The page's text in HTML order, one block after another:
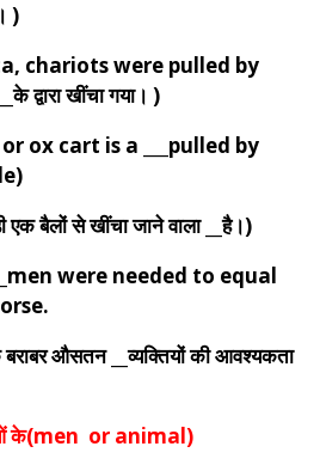
)
chariots were pulled by
द्वारा खींचा गया। )
ox cart is a ___pulled by
बैलों से खींचा जाने वाला __है।)
were needed to equal
औसतन __व्यक्तियों की आवश्यकता
के(men or animal)